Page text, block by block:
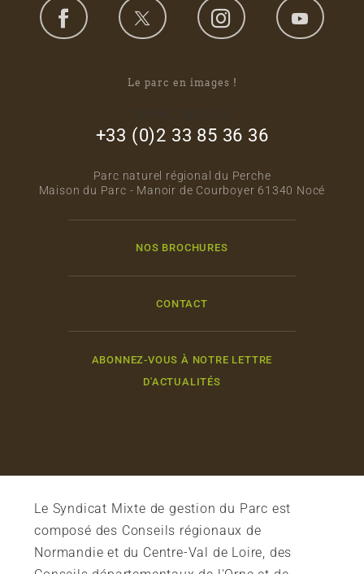
Le parc en images !
+33 (0)2 33 85 36 36
Parc naturel régional du Perche
Maison du Parc - Manoir de Courboyer 61340 Nocé
NOS BROCHURES
CONTACT
ABONNEZ-VOUS À NOTRE LETTRE
D'ACTUALITÉS
Le Syndicat Mixte de gestion du Parc est
composé des Conseils régionaux de
Normandie et du Centre-Val de Loire, des